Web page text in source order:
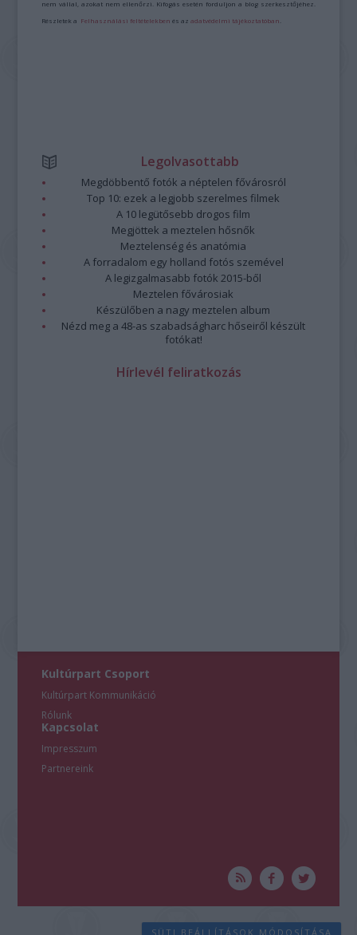
nem vállal, azokat nem ellenőrzi. Kifogás esetén forduljon a blog szerkesztőjéhez.
Részletek a Felhasználási feltételekben és azadatvédelmi tájékoztatóban
Legolvasottabb
Megdöbbentő fotók a néptelen fővárosról
Top 10: ezek a legjobb szerelmes filmek
A 10 legütősebb drogos film
Megjöttek a meztelen hősnők
Meztelenség és anatómia
A forradalom egy holland fotós szemével
A legizgalmasabb fotók 2015-ből
Meztelen fővárosiak
Készülőben a nagy meztelen album
Nézd meg a 48-as szabadságharc hőseiről készült
fotókat!
Hírlevél feliratkozás
Kultúrpart Csoport
Kultúrpart Kommunikáció
Rólunk
Kapcsolat
Impresszum
Partnereink
SÜTI BEÁLLÍTÁSOK MÓDOSÍTÁSA